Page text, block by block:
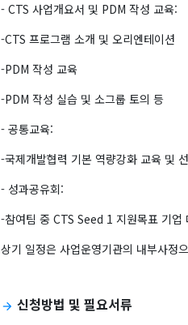
- CTS 사업개요서 및 PDM 작성 교육:
-CTS 프로그램 소개 및 오리엔테이션
-PDM 작성 교육
-PDM 작성 실습 및 소그룹 토의 등
- 공통교육:
-국제개발협력 기본 역량강화 교육 및
- 성과공유회:
-참여팀 중 CTS Seed 1 지원목표 기업
상기 일정은 사업운영기관의 내부사정
arrow_forward 신청방법 및 필요서류